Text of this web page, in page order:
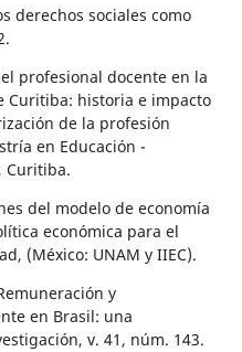
derechos sociales como
profesional docente en la
Curitiba: historia e impacto
de la profesión
en Educación -
Curitiba.
del modelo de economía
económica para el
(México: UNAM y IIEC).
y
en Brasil: una
v. 41, núm. 143.